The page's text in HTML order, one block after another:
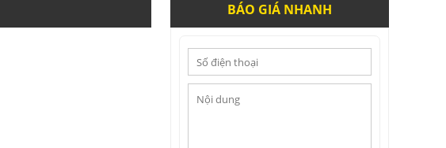
BÁO GIÁ NHANH